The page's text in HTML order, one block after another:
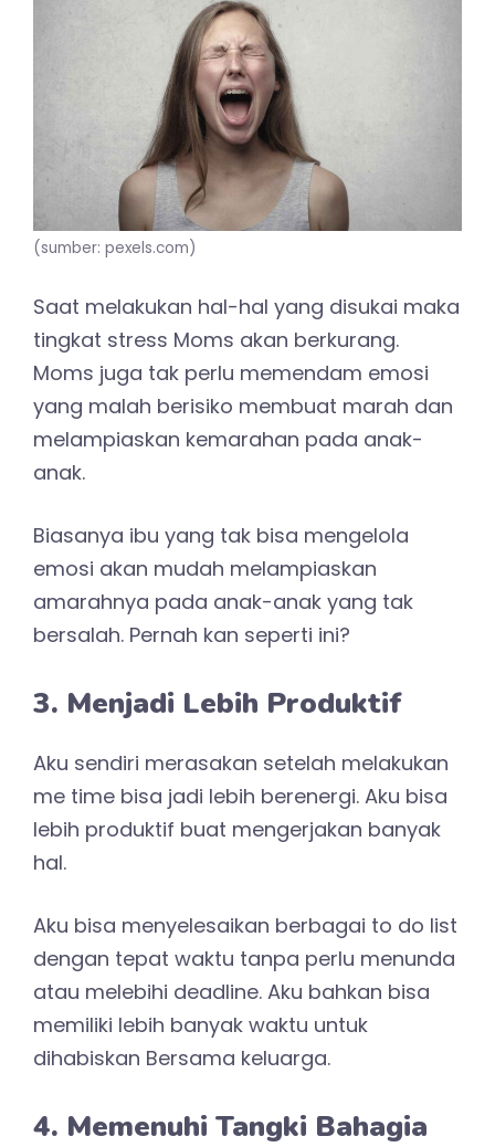
(sumber: pexels.com)
Saat melakukan hal-hal yang disukai maka
tingkat stress Moms akan berkurang.
Moms juga tak perlu memendam emosi
yang malah berisiko membuat marah dan
melampiaskan kemarahan pada anak-
anak.
Biasanya ibu yang tak bisa mengelola
emosi akan mudah melampiaskan
amarahnya pada anak-anak yang tak
bersalah. Pernah kan seperti ini?
3. Menjadi Lebih Produktif
Aku sendiri merasakan setelah melakukan
me time bisa jadi lebih berenergi. Aku bisa
lebih produktif buat mengerjakan banyak
hal.
Aku bisa menyelesaikan berbagai to do list
dengan tepat waktu tanpa perlu menunda
atau melebihi deadline. Aku bahkan bisa
memiliki lebih banyak waktu untuk
dihabiskan Bersama keluarga.
4. Memenuhi Tangki Bahagia